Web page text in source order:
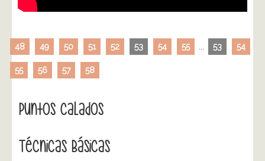
48 49 50 51 52 53 54 55 53 54
55 56 57 58
Puntos Calados
Técnicas Básicas